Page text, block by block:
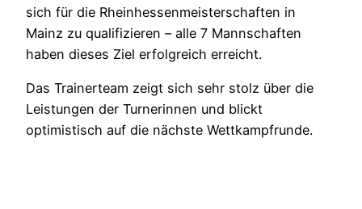
sich für die Rheinhessenmeisterschaften in
Mainz zu qualifizieren – alle 7 Mannschaften
haben dieses Ziel erfolgreich erreicht.
Das Trainerteam zeigt sich sehr stolz über die
Leistungen der Turnerinnen und blickt
optimistisch auf die nächste Wettkampfrunde.